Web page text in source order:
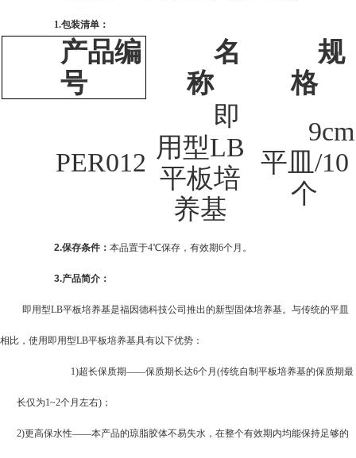
1.包装清单：
产品编
号
名
称
规
格
PER012
即
用型LB
平板培
养基
9cm
平皿/10
个
2.保存条件： 本品置于4℃保存，有效期6个月。
3.产品简介：
即用型LB平板培养基是福因德科技公司推出的新型固体培养基。与传统的平皿
相比，使用即用型LB平板培养基具有以下优势：
1)超长保质期——保质期长达6个月(传统自制平板培养基的保质期最
长仅为1~2个月左右)；
2)更高保水性——本产品的琼脂胶体不易失水，在整个有效期内均能保持足够的